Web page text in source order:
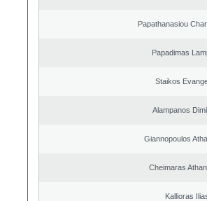
Papathanasiou
Papadimas
Staikos
Alampanos
Giannopoulos
Cheimaras
Kallioras